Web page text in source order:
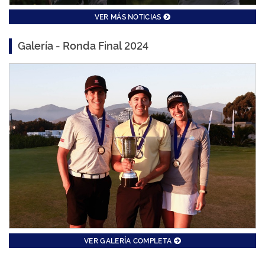
VER MÁS NOTICIAS
Galería - Ronda Final 2024
VER GALERÍA COMPLETA